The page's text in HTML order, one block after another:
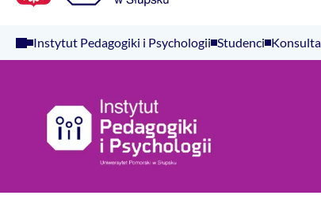
Instytut Pedagogiki i Psychologii Studenci